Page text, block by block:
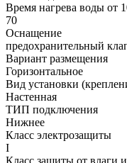
Время нагрева воды от
70
Оснащение
предохранительный
Вариант размещения
Горизонтальное
Вид установки
Настенная
ТИП подключения
Нижнее
Класс электрозащиты
I
Класс защиты от влаги